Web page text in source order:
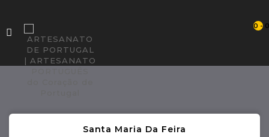
0 -
Santa Maria Da Feira